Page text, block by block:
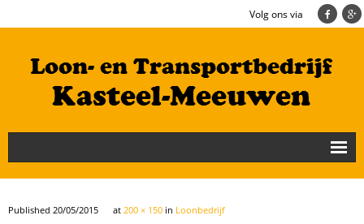
Volg ons via
Nieuws
Loonbedrijf
Published 20/05/2015 at 200 × 150 in Loonbedrijf